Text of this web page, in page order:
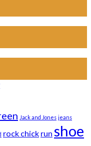
Jack and Jones jeans
rock chick run shoe